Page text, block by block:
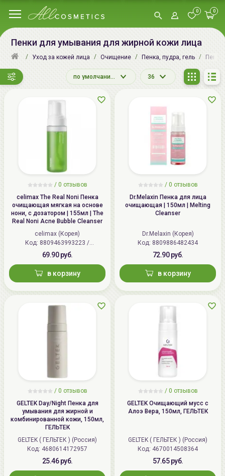
0 0
Пенки для умывания для жирной кожи лица
Уход за кожей лица Очищение Пенка, пудра, гель
по умолчанию 36
/ 0 отзывов
celimax The Real Noni Пенка
очищающая мягкая на основе
нони, с дозатором | 155мл | The
Real Noni Acne Bubble Cleanser
celimax (Корея)
Код: 8809463993223 /
8809541379468
69.90 руб.
в корзину
/ 0 отзывов
Dr.Melaxin Пенка для лица
очищающая | 150мл | Melting
Cleanser
Dr.Melaxin (Корея)
Код: 8809886482434
72.90 руб.
в корзину
/ 0 отзывов
GELTEK Day/Night Пенка для
умывания для жирной и
комбинированной кожи, 150мл,
ГЕЛЬТЕК
GELTEK ( ГЕЛЬТЕК ) (Россия)
Код: 4680614172957
25.46 руб.
/ 0 отзывов
GELTEK Очищающий мусс с
Алоэ Вера, 150мл, ГЕЛЬТЕК
GELTEK ( ГЕЛЬТЕК ) (Россия)
Код: 4670014508364
57.65 руб.